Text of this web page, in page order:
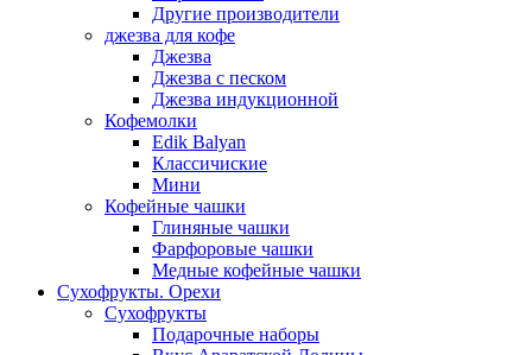
Другие производители
джезва для кофе
Джезва
Джезва с песком
Джезва индукционной
Кофемолки
Edik Balyan
Классичиские
Мини
Кофейные чашки
Глиняные чашки
Фарфоровые чашки
Медные кофейные чашки
Сухофрукты. Орехи
Сухофрукты
Подарочные наборы